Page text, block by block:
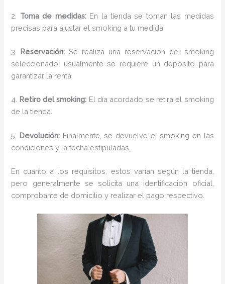
2. Toma de medidas:En la tienda se toman las medidas
precisas para ajustar el smoking a tu medida.
3. Reservación: Se realiza una reservación del smoking
seleccionado, usualmente se requiere un depósito para
garantizar la renta.
4. Retiro del smoking: El día acordado se retira el smoking
de la tienda.
5. Devolución: Finalmente, se devuelve el smoking en las
condiciones y la fecha estipuladas.
En cuanto a los requisitos, estos varían según la tienda,
pero generalmente se solicita una identificación oficial,
comprobante de domicilio y realizar el pago respectivo.